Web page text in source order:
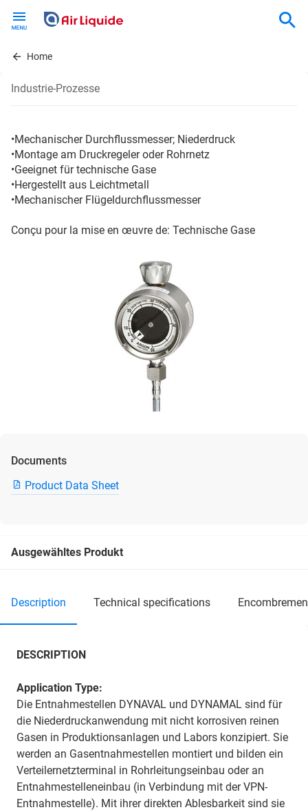
contentHome
Industrie-Prozesse
•Mechanischer Durchflussmesser; Niederdruck
•Montage am Druckregeler oder Rohrnetz
•Geeignet für technische Gase
•Hergestellt aus Leichtmetall
•Mechanischer Flügeldurchflussmesser
Conçu pour la mise en œuvre de: Technische Gase
Documents
Product Data Sheet
Ausgewähltes Produkt
description technical specifications
DESCRIPTION
Application Type:
Die Entnahmestellen DYNAVAL und DYNAMAL sind für
die Niederdruckanwendung mit nicht korrosiven reinen
Gasen in Produktionsanlagen und Labors konzipiert. Sie
werden an Gasentnahmestellen montiert und bilden ein
Verteilernetzterminal in Rohrleitungseinbau oder an
Entnahmestelleneinbau (in Verbindung mit der VPN-
Entnahmestelle). Mit ihrer direkten Ablesbarkeit sind sie